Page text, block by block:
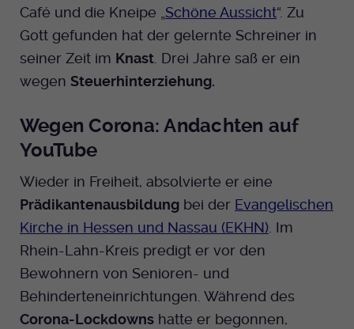
Café und die Kneipe „ Schöne Aussicht“. Zu
Gott gefunden hat der gelernte Schreiner in
seiner Zeit im Knast . Drei Jahre saß er ein
wegen Steuerhinterziehung.
Wegen Corona: Andachten auf
YouTube
Wieder in Freiheit, absolvierte er eine
Prädikantenausbildung bei der Evangelischen
Kirche in Hessen und Nassau (EKHN) . Im
Rhein-Lahn-Kreis predigt er vor den
Bewohnern von Senioren- und
Behinderteneinrichtungen. Während des
Corona-Lockdowns hatte er begonnen,
nach dem Namen gibt lediglich eine
Versionsnummer an.